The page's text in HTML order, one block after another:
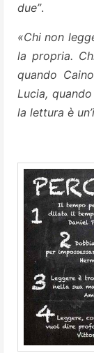
due”.
«Chi non
la propria.
quando
Lucia,
la lettura è